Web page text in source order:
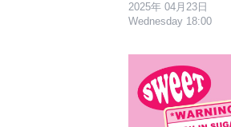
2025年 04月23日
Wednesday 18:00